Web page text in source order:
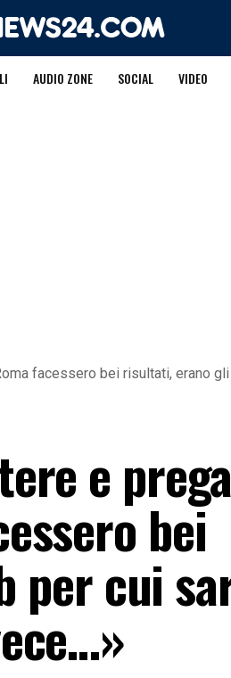
AUDIO ZONE SOCIAL VIDEO
facessero bei risultati, erano
e
bei
per cui